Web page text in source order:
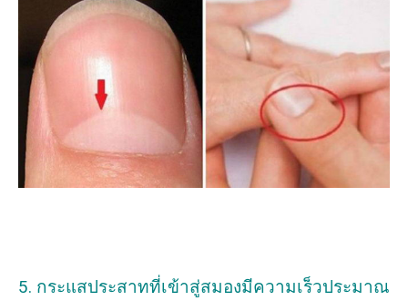
5. กระแสประสาทที่เข้าสู่สมองมีความเร็วประมาณ